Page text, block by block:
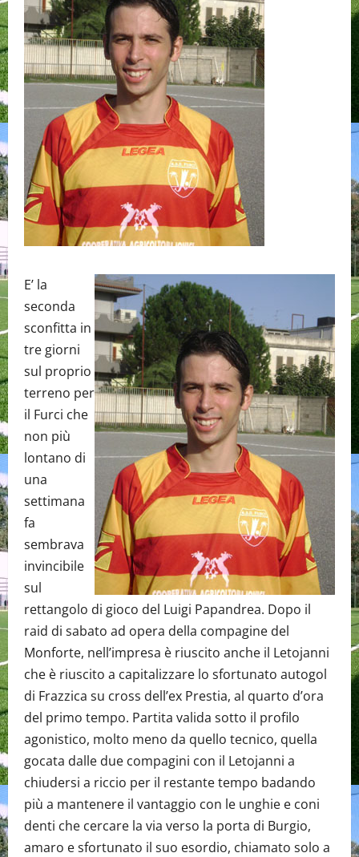
E’ la
seconda
sconfitta in
tre giorni
sul proprio
terreno per
il Furci che
non più
lontano di
una
settimana
fa
sembrava
invincibile
sul
rettangolo di gioco del Luigi Papandrea. Dopo il
raid di sabato ad opera della compagine del
Monforte, nell’impresa è riuscito anche il Letojanni
che è riuscito a capitalizzare lo sfortunato autogol
di Frazzica su cross dell’ex Prestia, al quarto d’ora
del primo tempo. Partita valida sotto il profilo
agonistico, molto meno da quello tecnico, quella
gocata dalle due compagini con il Letojanni a
chiudersi a riccio per il restante tempo badando
più a mantenere il vantaggio con le unghie e coni
denti che cercare la via verso la porta di Burgio,
amaro e sfortunato il suo esordio, chiamato solo a